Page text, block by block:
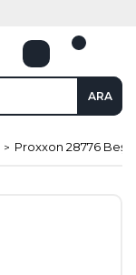
ARA
Proxxon 28776